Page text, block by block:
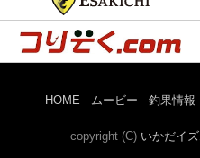
HOME ムービー 釣果情報
copyright (C) いかだイ